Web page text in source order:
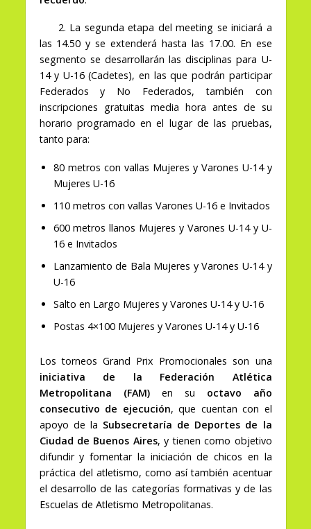
2. La segunda etapa del meeting se iniciará a
las 14.50 y se extenderá hasta las 17.00. En ese
segmento se desarrollarán las disciplinas para U-
14 y U-16 (Cadetes), en las que podrán participar
Federados y No Federados, también con
inscripciones gratuitas media hora antes de su
horario programado en el lugar de las pruebas,
tanto para:
80 metros con vallas Mujeres y Varones U-14 y
Mujeres U-16
110 metros con vallas Varones U-16 e Invitados
600 metros llanos Mujeres y Varones U-14 y U-
16 e Invitados
Lanzamiento de Bala Mujeres y Varones U-14 y
U-16
Salto en Largo Mujeres y Varones U-14 y U-16
Postas 4×100 Mujeres y Varones U-14 y U-16
Los torneos Grand Prix Promocionales son una
iniciativa de la Federación Atlética
Metropolitana (FAM)en su octavo año
consecutivo de ejecución, que cuentan con el
apoyo de la Subsecretaría de Deportes de la
Ciudad de Buenos Aires, y tienen como objetivo
difundir y fomentar la iniciación de chicos en la
práctica del atletismo, como así también acentuar
el desarrollo de las categorías formativas y de las
Escuelas de Atletismo Metropolitanas.